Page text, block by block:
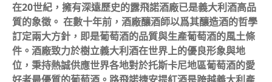
在20世紀，擁有深遠歷史的露飛諾酒廠已是義大利酒高品
質的象徵。 在數十年前，酒廠釀酒師以爲其釀造酒的哲學
訂定兩大方針，即是葡萄酒的品質與生產葡萄酒的風土條
件。酒廠致力於樹立義大利酒在世界上的優良形象與地
位，秉持熱誠供應世界各地對於托斯卡尼地區葡萄酒的愛